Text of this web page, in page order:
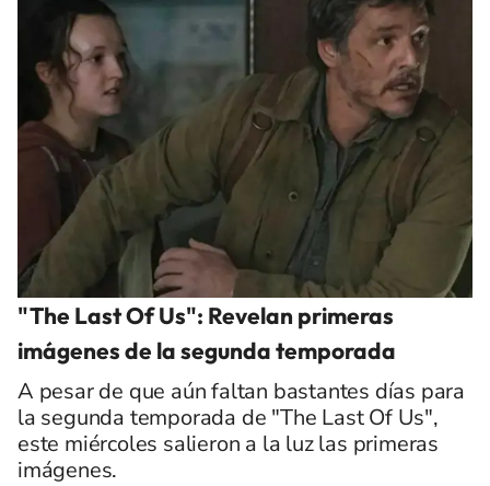
"The Last Of Us": Revelan primeras
imágenes de la segunda temporada
A pesar de que aún faltan bastantes días para
la segunda temporada de "The Last Of Us",
este miércoles salieron a la luz las primeras
imágenes.